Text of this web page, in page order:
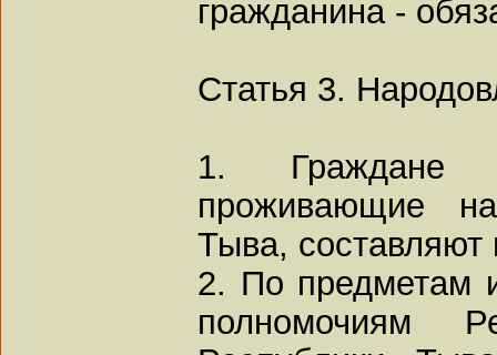
гражданина -
Статья 3.
1. Граждане
проживающие
Тыва,
2. По предметам
полномочиям